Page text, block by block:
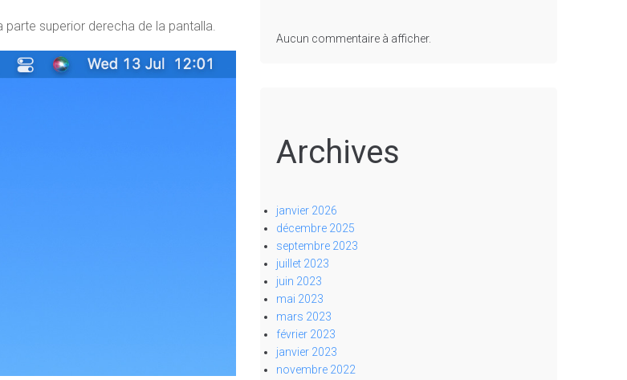
superior derecha de la pantalla.
Aucun commentaire à afficher.
Archives
janvier 2026
décembre 2025
septembre 2023
juillet 2023
juin 2023
mai 2023
mars 2023
février 2023
janvier 2023
novembre 2022